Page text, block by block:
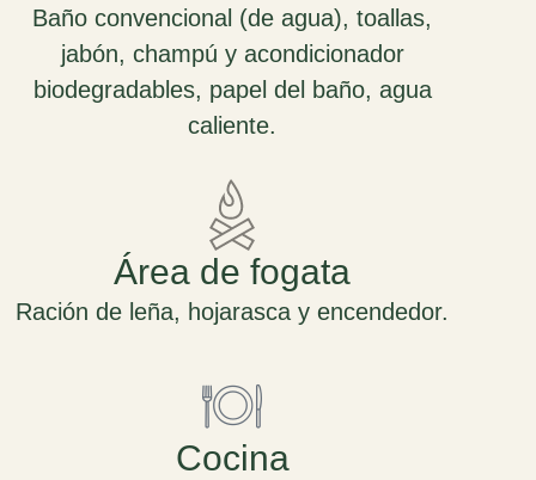
Baño convencional (de agua), toallas,
jabón, champú y acondicionador
biodegradables, papel del baño, agua
caliente.
Área de fogata
Ración de leña, hojarasca y encendedor.
Cocina